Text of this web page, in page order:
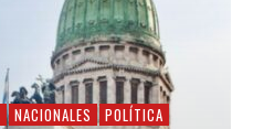
NACIONALES POLÍTICA